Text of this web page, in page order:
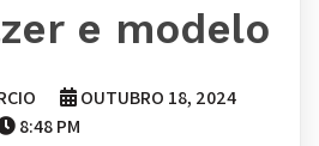
e modelo
OUTUBRO 18, 2024
8:48 PM